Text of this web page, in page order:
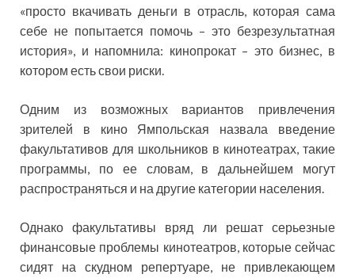
«просто вкачивать деньги в отрасль, которая сама
себе не попытается помочь – это безрезультатная
история», и напомнила: кинопрокат – это бизнес, в
котором есть свои риски.
Одним из возможных вариантов привлечения
зрителей в кино Ямпольская назвала введение
факультативов для школьников в кинотеатрах, такие
программы, по ее словам, в дальнейшем могут
распространяться и на другие категории населения.
Однако факультативы вряд ли решат серьезные
финансовые проблемы кинотеатров, которые сейчас
сидят на скудном репертуаре, не привлекающем